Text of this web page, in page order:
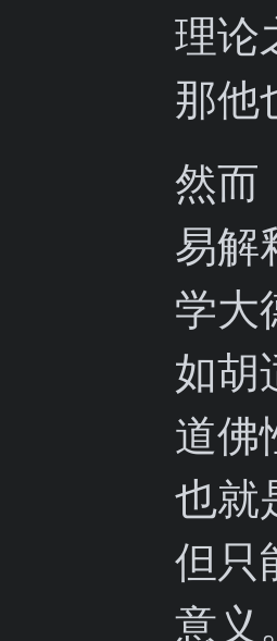
理论
那他
然而
易解
学大
如胡
道佛
也就
但只
意义